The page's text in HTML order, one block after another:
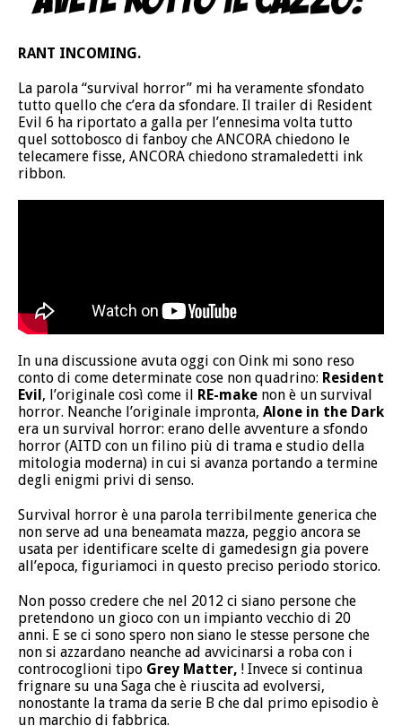
RANT INCOMING.
La parola “survival horror” mi ha veramente sfondato
tutto quello che c’era da sfondare. Il trailer di Resident
Evil 6 ha riportato a galla per l’ennesima volta tutto
quel sottobosco di fanboy che ANCORA chiedono le
telecamere fisse, ANCORA chiedono stramaledetti ink
ribbon.
In una discussione avuta oggi con Oink mi sono reso
conto di come determinate cose non quadrino: Resident
Evil, l’originale così come il RE-make non è un survival
horror. Neanche l’originale impronta, Alone in the Dark
era un survival horror: erano delle avventure a sfondo
horror (AITD con un filino più di trama e studio della
mitologia moderna) in cui si avanza portando a termine
degli enigmi privi di senso.
Survival horror è una parola terribilmente generica che
non serve ad una beneamata mazza, peggio ancora se
usata per identificare scelte di gamedesign gia povere
all’epoca, figuriamoci in questo preciso periodo storico.
Non posso credere che nel 2012 ci siano persone che
pretendono un gioco con un impianto vecchio di 20
anni. E se ci sono spero non siano le stesse persone che
non si azzardano neanche ad avvicinarsi a roba con i
controcoglioni tipo Grey Matter, ! Invece si continua
frignare su una Saga che è riuscita ad evolversi,
nonostante la trama da serie B che dal primo episodio è
un marchio di fabbrica.